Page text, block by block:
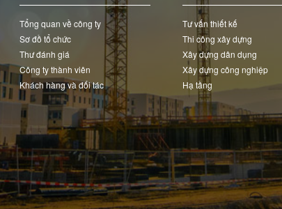
Tổng quan về công ty
Sơ đồ tổ chức
Thư đánh giá
Công ty thành viên
Khách hàng và đối tác
Tư vấn thiết kế
Thi công xây dựng
Xây dựng dân dụng
Xây dựng công nghiệp
Hạ tầng